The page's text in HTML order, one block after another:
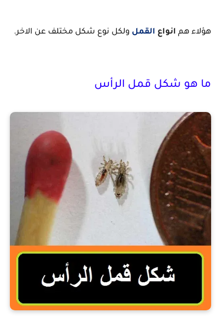
هؤلاء هم انواع القمل ولكل نوع شكل مختلف عن الاخر.
ما هو شكل قمل الرأس